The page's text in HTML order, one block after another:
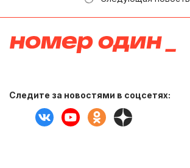
Следите за новостями в соцсетях: